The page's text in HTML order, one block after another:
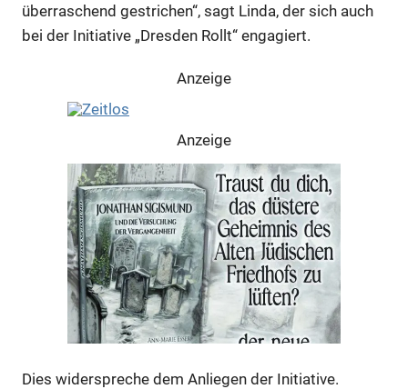
überraschend gestrichen“, sagt Linda, der sich auch
bei der Initiative „Dresden Rollt“ engagiert.
Anzeige
Anzeige
Dies widerspreche dem Anliegen der Initiative.